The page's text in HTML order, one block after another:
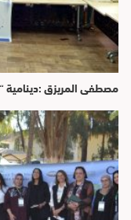
مصطفى المريزق :دينامية